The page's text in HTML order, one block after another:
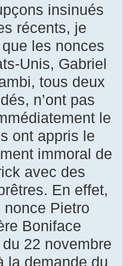
insinués
récents, je
les nonces
Unis, Gabriel
tous deux
n’ont pas
le
ont appris le
immoral de
avec des
En effet,
nonce Pietro
Boniface
22 novembre
la demande du